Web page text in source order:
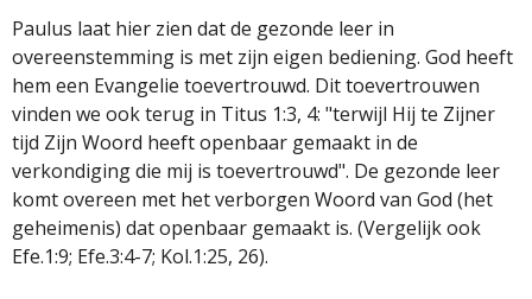
Paulus laat hier zien dat de gezonde leer in
overeenstemming is met zijn eigen bediening. God heeft
hem een Evangelie toevertrouwd. Dit toevertrouwen
vinden we ook terug in Titus 1:3, 4: "terwijl Hij te Zijner
tijd Zijn Woord heeft openbaar gemaakt in de
verkondiging die mij is toevertrouwd". De gezonde leer
komt overeen met het verborgen Woord van God (het
geheimenis) dat openbaar gemaakt is. (Vergelijk ook
Efe.1:9; Efe.3:4-7; Kol.1:25, 26).